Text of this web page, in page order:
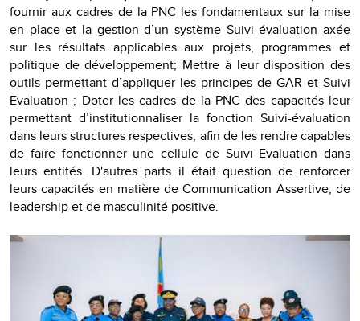
fournir aux cadres de la PNC les fondamentaux sur la mise
en place et la gestion d’un système Suivi évaluation axée
sur les résultats applicables aux projets, programmes et
politique de développement; Mettre à leur disposition des
outils permettant d’appliquer les principes de GAR et Suivi
Evaluation ; Doter les cadres de la PNC des capacités leur
permettant d’institutionnaliser la fonction Suivi-évaluation
dans leurs structures respectives, afin de les rendre capables
de faire fonctionner une cellule de Suivi Evaluation dans
leurs entités. D'autres parts il était question de renforcer
leurs capacités en matière de Communication Assertive, de
leadership et de masculinité positive.